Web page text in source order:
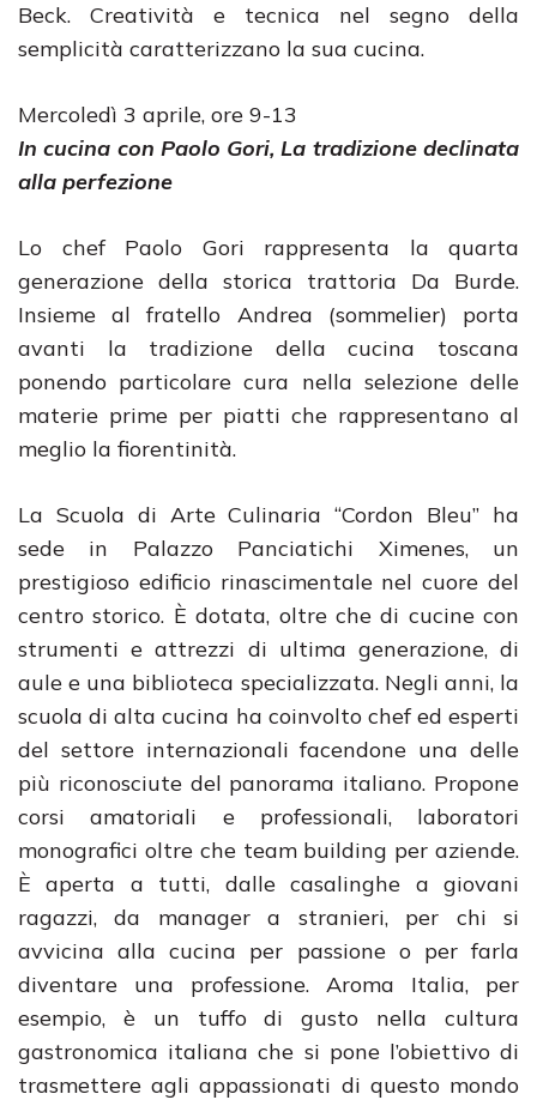
Beck. Creatività e tecnica nel segno della
semplicità caratterizzano la sua cucina.
Mercoledì 3 aprile, ore 9-13
In cucina con Paolo Gori, La tradizione declinata
alla perfezione
Lo chef Paolo Gori rappresenta la quarta
generazione della storica trattoria Da Burde.
Insieme al fratello Andrea (sommelier) porta
avanti la tradizione della cucina toscana
ponendo particolare cura nella selezione delle
materie prime per piatti che rappresentano al
meglio la fiorentinità.
La Scuola di Arte Culinaria “Cordon Bleu” ha
sede in Palazzo Panciatichi Ximenes, un
prestigioso edificio rinascimentale nel cuore del
centro storico. È dotata, oltre che di cucine con
strumenti e attrezzi di ultima generazione, di
aule e una biblioteca specializzata. Negli anni, la
scuola di alta cucina ha coinvolto chef ed esperti
del settore internazionali facendone una delle
più riconosciute del panorama italiano. Propone
corsi amatoriali e professionali, laboratori
monografici oltre che team building per aziende.
È aperta a tutti, dalle casalinghe a giovani
ragazzi, da manager a stranieri, per chi si
avvicina alla cucina per passione o per farla
diventare una professione. Aroma Italia, per
esempio, è un tuffo di gusto nella cultura
gastronomica italiana che si pone l’obiettivo di
trasmettere agli appassionati di questo mondo